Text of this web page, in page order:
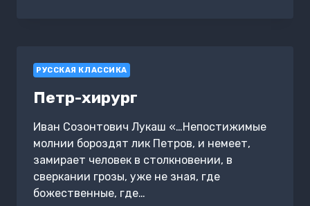
РУССКАЯ КЛАССИКА
Петр-хирург
Иван Созонтович Лукаш «…Непостижимые
молнии бороздят лик Петров, и немеет,
замирает человек в столкновении, в
сверкании грозы, уже не зная, где
божественные, где…